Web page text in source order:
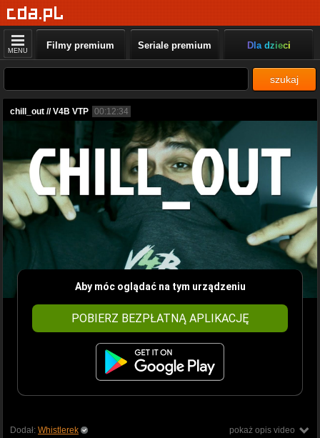
MENU Filmy premium Seriale premium Dla dzieci
szukaj
chill_out // V4B VTP 00:12:34
Aby móc oglądać na tym urządzeniu
POBIERZ BEZPŁATNĄ APLIKACJĘ
pokaż opis video
Dodał: Whistlerek